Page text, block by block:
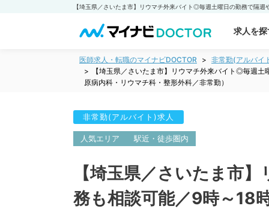
求人を探
医師求人・転職のマイナビDOCTOR
非常勤(アルバイ
【埼玉県／さいたま市】リウマチ外来バイト◎毎週
原病内科・リウマチ科・整形外科／非常勤）
非常勤(アルバイト)求人
人気エリア 駅近・徒歩圏内
【埼玉県／さいたま市
務も相談可能／9時～18